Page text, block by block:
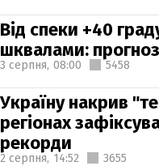
Від спеки +40
шквалами:
3 серпня, 08:00 5458
Україну накрив
регіонах
рекорди
2 серпня, 14:52 3655